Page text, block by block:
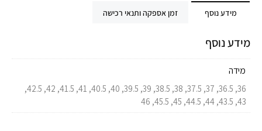
מידע נוסף זמן אספקה ותנאי רכישה
מידע נוסף
מידה
36, 36.5, 37, 37.5, 38, 38.5, 39, 39.5, 40, 40.5, 41, 41.5, 42, 42.5,
43, 43.5, 44, 44.5, 45, 45.5, 46